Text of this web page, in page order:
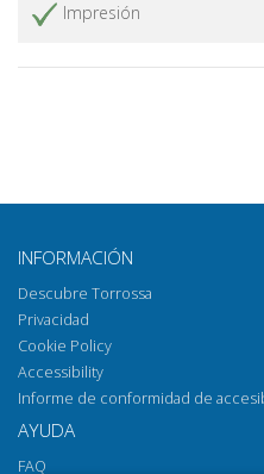
Impresión
INFORMACIÓN
Descubre Torrossa
Privacidad
Cookie Policy
Accessibility
Informe de conformidad de
AYUDA
FAQ